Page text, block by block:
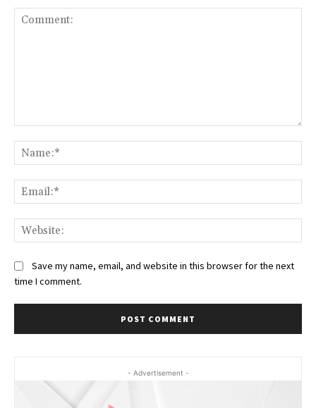
Save my name, email, and website in this browser for the next
time I comment.
- Advertisement -